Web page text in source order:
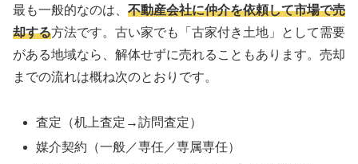
最も一般的なのは、 不動産会社に仲介を依頼して市場で売
却する方法です。古い家でも「古家付き土地」として需要
がある地域なら、解体せずに売れることもあります。売却
までの流れは概ね次のとおりです。
査定（机上査定→訪問査定）
媒介契約（一般／専任／専属専任）